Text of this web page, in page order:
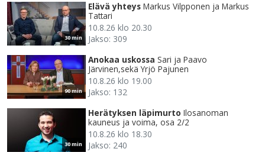
30 min
Elävä yhteys Markus Vilpponen ja Markus
Tattari
10.8.26 klo 20.30
Jakso: 309
90 min
Anokaa uskossa Sari ja Paavo
Järvinen,sekä Yrjö Pajunen
10.8.26 klo 19.00
Jakso: 132
30 min
Herätyksen läpimurto Ilosanoman
kauneus ja voima, osa 2/2
10.8.26 klo 18.30
Jakso: 240